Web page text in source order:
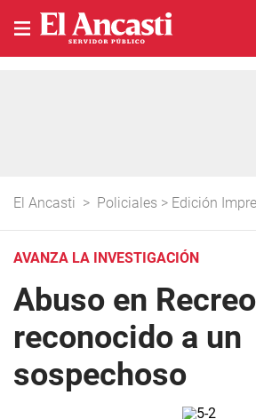
El Ancasti > Policiales > Edición
AVANZA LA INVESTIGACIÓN
Abuso en
reconocido a un
sospechoso